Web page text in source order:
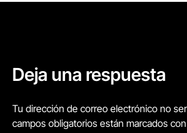
Deja una respuesta
Tu dirección de correo electrónico no
campos obligatorios están marcados